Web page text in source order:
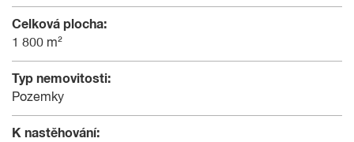
Celková plocha:
1 800 m²
Typ nemovitosti:
Pozemky
K nastěhování: